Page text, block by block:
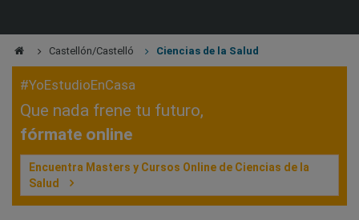
Castellón/Castelló Ciencias de la Salud
#YoEstudioEnCasa
Que nada frene tu futuro,
fórmate online
Encuentra Masters y Cursos Online de Ciencias de la
Salud